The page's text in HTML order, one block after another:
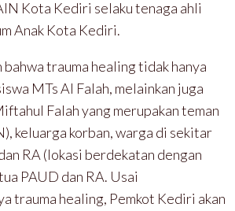
Kota Kediri selaku tenaga ahli
Anak Kota Kediri.
trauma healing tidak hanya
MTs Al Falah, melainkan juga
Falah yang merupakan teman
keluarga korban, warga di sekitar
RA (lokasi berdekatan dengan
PAUD dan RA. Usai
trauma healing, Pemkot Kediri akan